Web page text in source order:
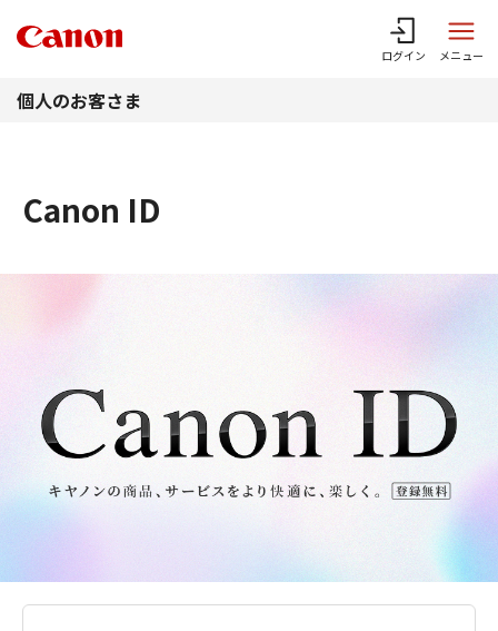
ログイン メニュー
個人のお客さま
Canon ID